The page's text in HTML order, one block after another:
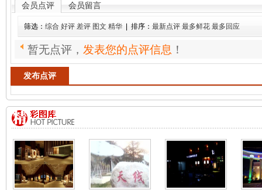
会员点评 会员留言
筛选： 综合 好评 差评 图文 精华 | 排序： 最新点评 最多鲜花 最多回应
暂无点评， 发表您的点评信息 ！
发布点评